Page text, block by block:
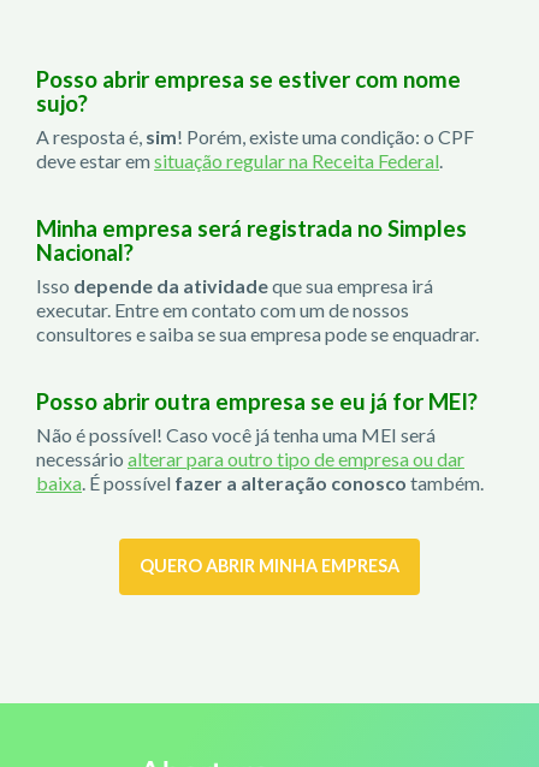
Posso abrir empresa se estiver com nome
sujo?
A resposta é, sim! Porém, existe uma condição: o CPF
deve estar emsituação regular na Receita Federal.
Minha empresa será registrada no Simples
Nacional?
Isso depende da atividadeque sua empresa irá
executar. Entre em contato com um de nossos
consultores e saiba se sua empresa pode se enquadrar.
Posso abrir outra empresa se eu já for MEI?
Não é possível! Caso você já tenha uma MEI será
necessário alterar para outro tipo de empresa ou dar
baixa. É possível fazer a alteração conosco também.
QUERO ABRIR MINHA EMPRESA